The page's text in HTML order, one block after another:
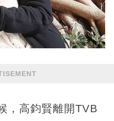
，高鈞賢離開TVB